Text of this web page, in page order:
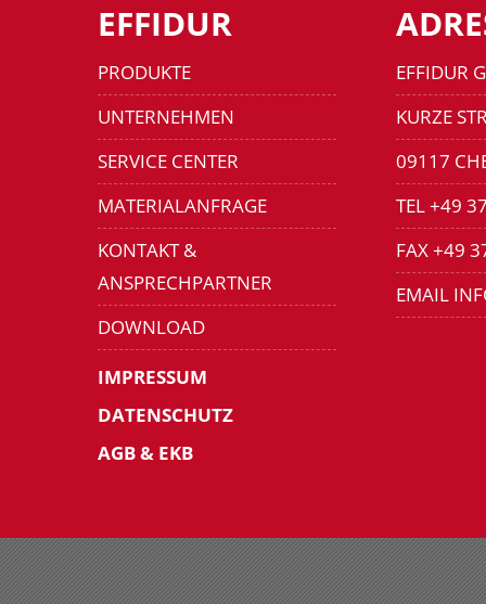
EFFIDUR
PRODUKTE
UNTERNEHMEN
SERVICE CENTER
MATERIALANFRAGE
KONTAKT &
ANSPRECHPARTNER
DOWNLOAD
IMPRESSUM
DATENSCHUTZ
AGB & EKB
EFFIDUR
KURZE
09117
TEL +49
FAX +49
EMAIL